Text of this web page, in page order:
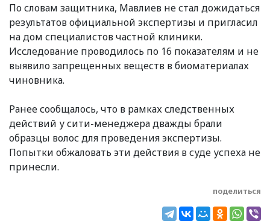
По словам защитника, Мавлиев не стал дожидаться
результатов официальной экспертизы и пригласил
на дом специалистов частной клиники.
Исследование проводилось по 16 показателям и не
выявило запрещенных веществ в биоматериалах
чиновника.
Ранее сообщалось, что в рамках следственных
действий у сити-менеджера дважды брали
образцы волос для проведения экспертизы.
Попытки обжаловать эти действия в суде успеха не
принесли.
поделиться